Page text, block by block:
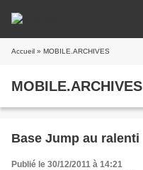
Accueil » MOBILE.ARCHIVES
MOBILE.ARCHIVES
Base Jump au ralenti
Publié le 30/12/2011 à 14:21